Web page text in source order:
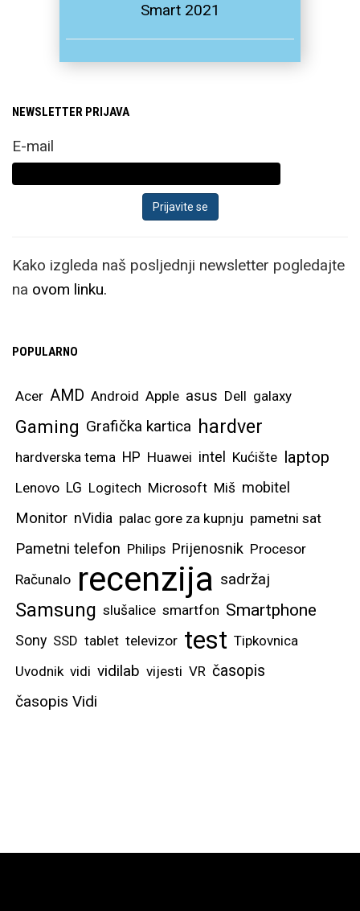
Smart 2021
NEWSLETTER PRIJAVA
E-mail
Kako izgleda naš posljednji newsletter pogledajte
na ovom linku.
POPULARNO
Acer AMD Android Apple asus Dell galaxy
Gaming Grafička kartica hardver
hardverska tema HP Huawei intel Kućište laptop
Lenovo LG Logitech Microsoft Miš mobitel
Monitor nVidia palac gore za kupnju pametni sat
Pametni telefon Philips Prijenosnik Procesor
Računalo recenzija sadržaj
Samsung slušalice smartfon Smartphone
Sony SSD tablet televizor test Tipkovnica
Uvodnik vidi vidilab vijesti VR časopis
časopis Vidi